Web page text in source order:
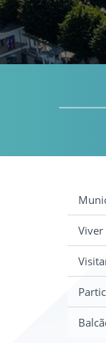
Viver